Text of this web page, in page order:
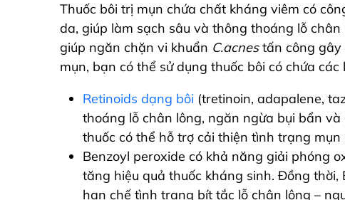
Thuốc bôi trị mụn chứa chất kháng viêm có
da, giúp làm sạch sâu và thông thoáng lỗ
giúp ngăn chặn vi khuẩn C.acnestấn công gây
mụn, bạn có thể sử dụng thuốc bôi có chứa các
Retinoids dạng bôi (tretinoin, adapalene,
thoáng lỗ chân lông, ngăn ngừa bụi bẩn
thuốc có thể hỗ trợ cải thiện tình trạng mụn
Benzoyl peroxide có khả năng giải phóng
tăng hiệu quả thuốc kháng sinh. Đồng thời,
hạn chế tình trạng bít tắc lỗ chân lông –